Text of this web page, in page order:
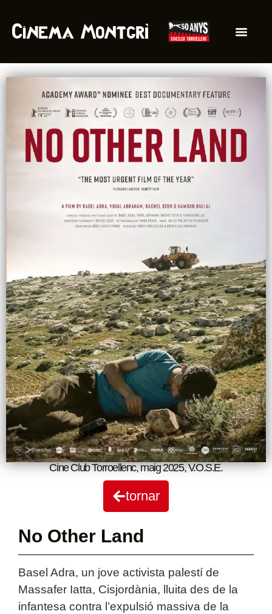
Cine Club Torroellenc,maig 2025,V.O.S.E.
tornar
No Other Land
Basel Adra, un jove activista palestí de
Massafer Iatta, Cisjordània, lluita des de la
infantesa contra l’expulsió massiva de la